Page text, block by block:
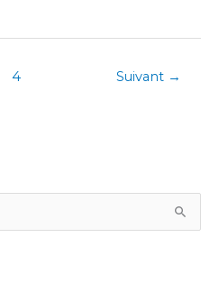
4 Suivant →